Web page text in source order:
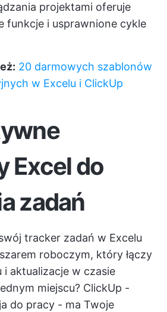
projektami oferuje
funkcje i usprawnione cykle
20 darmowych szablonów
w Excelu i ClickUp
Excel do
zadań
tracker zadań w Excelu
roboczym, który łączy
i aktualizacje w czasie
miejscu? ClickUp -
do pracy - ma Twoje